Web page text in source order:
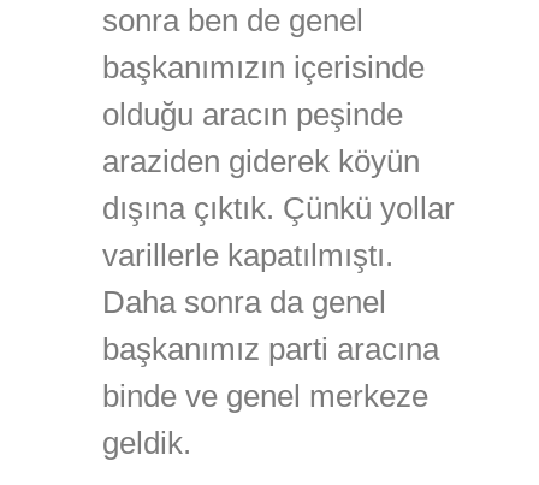
sonra ben de genel
başkanımızın içerisinde
olduğu aracın peşinde
araziden giderek köyün
dışına çıktık. Çünkü yollar
varillerle kapatılmıştı.
Daha sonra da genel
başkanımız parti aracına
binde ve genel merkeze
geldik.